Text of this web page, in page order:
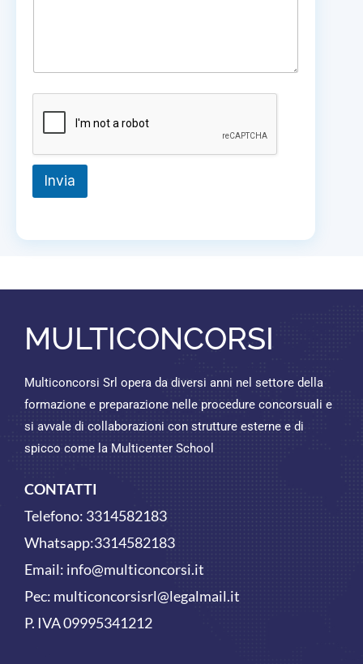
Invia
MULTICONCORSI
Multiconcorsi Srl opera da diversi anni nel settore della
formazione e preparazione nelle procedure concorsuali e
si avvale di collaborazioni con strutture esterne e di
spicco come la Multicenter School
CONTATTI
Telefono: 3314582183
Whatsapp:3314582183
Email: info@multiconcorsi.it
Pec: multiconcorsisrl@legalmail.it
P. IVA 09995341212